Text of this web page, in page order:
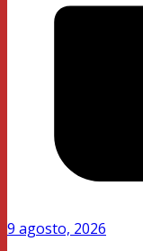
9 agosto, 2026